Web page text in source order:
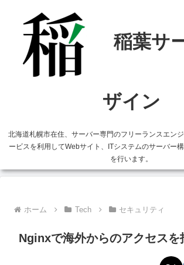
北海道札幌市在住、サーバー専門のフリーランスエン
ービスを利用してWebサイト、ITシステムのサーバー
を行います。
ホーム Tech セキュリティ
Nginxで海外からのアクセスを